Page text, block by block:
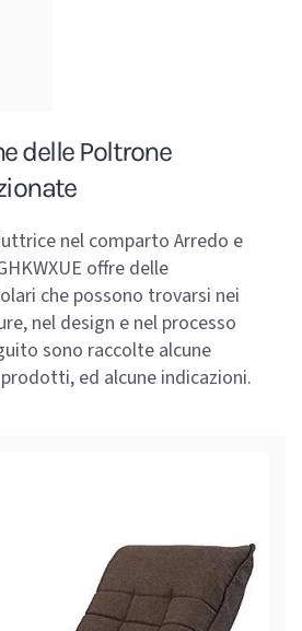
delle Poltrone
nel comparto Arredo e
offre delle
che possono trovarsi nei
nel design e nel processo
sono raccolte alcune
ed alcune indicazioni.